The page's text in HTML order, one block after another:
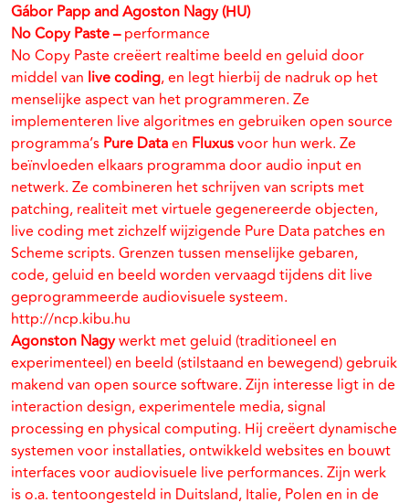
Gábor Papp and Agoston Nagy (HU)
No Copy Paste –performance
No Copy Paste creëert realtime beeld en geluid door
middel van live coding, en legt hierbij de nadruk op het
menselijke aspect van het programmeren. Ze
implementeren live algoritmes en gebruiken open source
programma’s Pure Dataen Fluxusvoor hun werk. Ze
beïnvloeden elkaars programma door audio input en
netwerk. Ze combineren het schrijven van scripts met
patching, realiteit met virtuele gegenereerde objecten,
live coding met zichzelf wijzigende Pure Data patches en
Scheme scripts. Grenzen tussen menselijke gebaren,
code, geluid en beeld worden vervaagd tijdens dit live
geprogrammeerde audiovisuele systeem.
http://ncp.kibu.hu
Agonston Nagywerkt met geluid (traditioneel en
experimenteel) en beeld (stilstaand en bewegend) gebruik
makend van open source software. Zijn interesse ligt in de
interaction design, experimentele media, signal
processing en physical computing. Hij creëert dynamische
systemen voor installaties, ontwikkeld websites en bouwt
interfaces voor audiovisuele live performances. Zijn werk
is o.a. tentoongesteld in Duitsland, Italie, Polen en in de